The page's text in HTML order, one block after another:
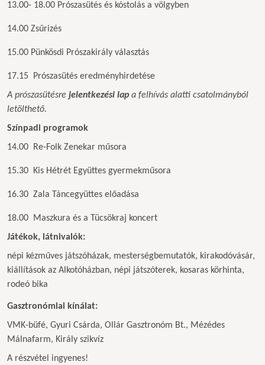
13.00- 18.00 Prószasütés és kóstolás a völgyben
14.00 Zsűrizés
15.00 Pünkösdi Prószakirály választás
17.15 Prószasütés eredményhirdetése
A prószasütésre jelentkezési lap a felhívás alatti csatolmányból
letölthető.
Színpadi programok
14.00 Re-Folk Zenekar műsora
15.30 Kis Hétrét Együttes gyermekműsora
16.30 Zala Táncegyüttes előadása
18.00 Maszkura és a Tücsökraj koncert
Játékok, látnivalók:
népi kézműves játszóházak, mesterségbemutatók, kirakodóvásár,
kiállítások az Alkotóházban, népi játszóterek, kosaras körhinta,
rodeó bika
Gasztronómiai kínálat:
VMK-büfé, Gyuri Csárda, Ollár Gasztronóm Bt., Mézédes
Málnafarm, Király szikvíz
A részvétel ingyenes!